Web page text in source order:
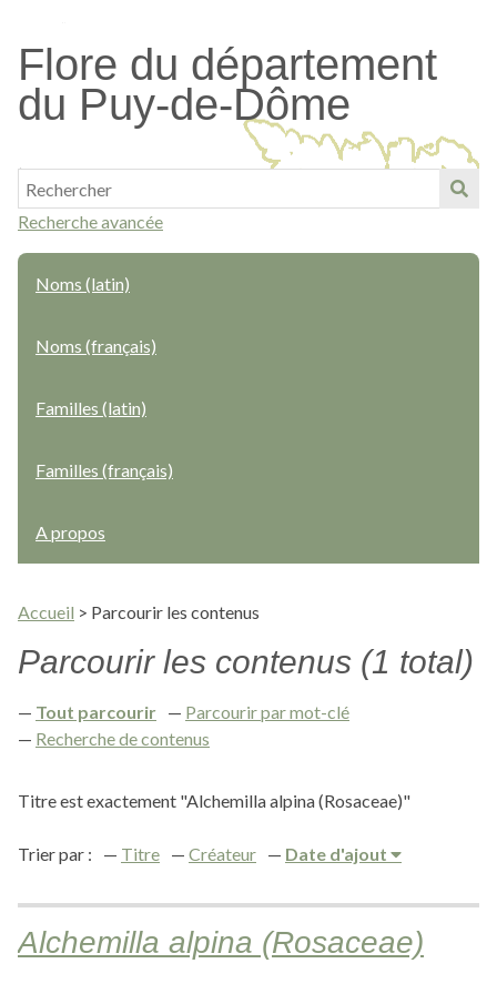
contenu
principal
Flore du département
du Puy-de-Dôme
Recherche avancée
Noms (latin)
Noms (français)
Familles (latin)
Familles (français)
A propos
Accueil > Parcourir les contenus
Parcourir les contenus (1 total)
Tout parcourir
Parcourir par mot-clé
Recherche de contenus
Titre est exactement "Alchemilla alpina (Rosaceae)"
Trier par : Titre Créateur Date d'ajout
Alchemilla alpina (Rosaceae)